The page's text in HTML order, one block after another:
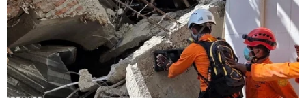
cựu tổng thống Mỹ Bill Clinton và bà Hillary
Clinton - đã công bố trên Twitter và Facebook
rằng cô và chồng, Marc Mezvinsky, đang “rất
hạnh phúc, vui sướng và biết ơn khi con gái
chúng tôi đã ra đời, bé Charlotte Clinton